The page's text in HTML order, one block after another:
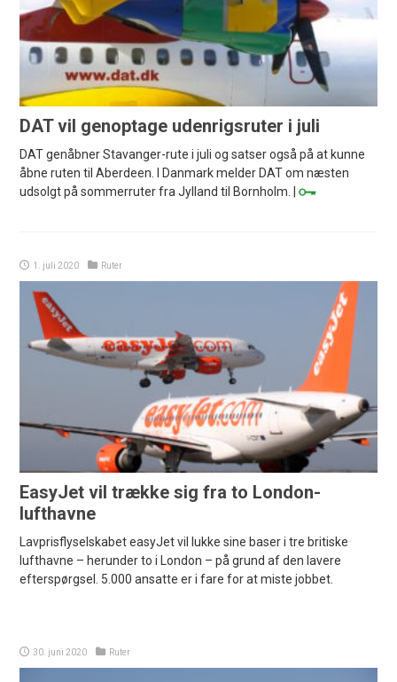
DAT vil genoptage udenrigsruter i juli
DAT genåbner Stavanger-rute i juli og satser også på at kunne
åbne ruten til Aberdeen. I Danmark melder DAT om næsten
udsolgt på sommerruter fra Jylland til Bornholm. |
1. juli 2020 Ruter
EasyJet vil trække sig fra to London-
lufthavne
Lavprisflyselskabet easyJet vil lukke sine baser i tre britiske
lufthavne – herunder to i London – på grund af den lavere
efterspørgsel. 5.000 ansatte er i fare for at miste jobbet.
30. juni 2020 Ruter